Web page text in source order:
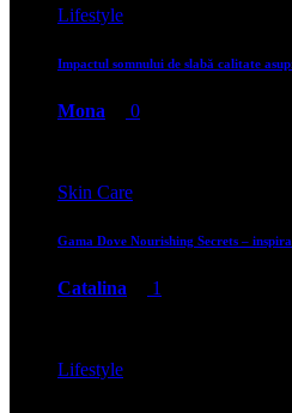
Lifestyle
Impactul somnului de slabă calitate
Mona 0
Skin Care
Gama Dove Nourishing Secrets –
Catalina 1
Lifestyle